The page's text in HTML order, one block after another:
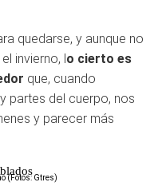
quedarse, y aunque no
invierno, lo cierto es
que, cuando
partes del cuerpo, nos
y parecer más